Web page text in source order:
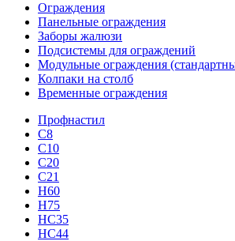
Ограждения
Панельные ограждения
Заборы жалюзи
Подсистемы для ограждений
Модульные ограждения
Колпаки на столб
Временные ограждения
Профнастил
С8
С10
С20
С21
H60
H75
HС35
НС44